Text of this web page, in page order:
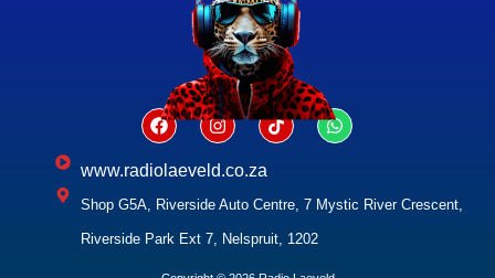
www.radiolaeveld.co.za
Shop G5A, Riverside Auto Centre, 7 Mystic River Crescent,
Riverside Park Ext 7, Nelspruit, 1202